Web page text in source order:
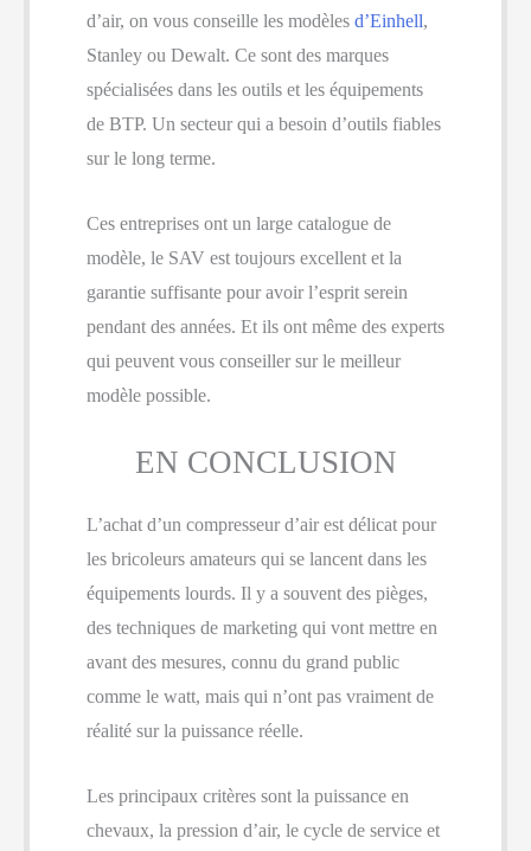
d’air, on vous conseille les modèles d’Einhell,
Stanley ou Dewalt. Ce sont des marques
spécialisées dans les outils et les équipements
de BTP. Un secteur qui a besoin d’outils fiables
sur le long terme.
Ces entreprises ont un large catalogue de
modèle, le SAV est toujours excellent et la
garantie suffisante pour avoir l’esprit serein
pendant des années. Et ils ont même des experts
qui peuvent vous conseiller sur le meilleur
modèle possible.
EN CONCLUSION
L’achat d’un compresseur d’air est délicat pour
les bricoleurs amateurs qui se lancent dans les
équipements lourds. Il y a souvent des pièges,
des techniques de marketing qui vont mettre en
avant des mesures, connu du grand public
comme le watt, mais qui n’ont pas vraiment de
réalité sur la puissance réelle.
Les principaux critères sont la puissance en
chevaux, la pression d’air, le cycle de service et